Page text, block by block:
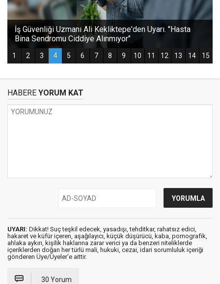
HABERE YORUM KAT
UYARI: Dikkat! Suç teşkil edecek, yasadışı, tehditkar, rahatsız edici,
hakaret ve küfür içeren, aşağılayıcı, küçük düşürücü, kaba, pornografik,
ahlaka aykırı, kişilik haklarına zarar verici ya da benzeri niteliklerde
içeriklerden doğan her türlü mali, hukuki, cezai, idari sorumluluk içeriği
gönderen Üye/Üyeler’e aittir.
30 Yorum